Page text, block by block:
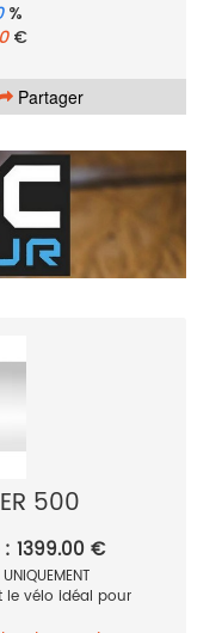
%
€
Partager
500
1399.00 €
le vélo idéal pour